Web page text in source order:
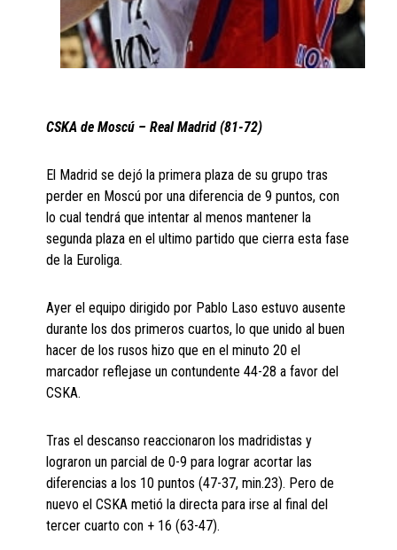
CSKA de Moscú – Real Madrid (81-72)
El Madrid se dejó la primera plaza de su grupo tras
perder en Moscú por una diferencia de 9 puntos, con
lo cual tendrá que intentar al menos mantener la
segunda plaza en el ultimo partido que cierra esta fase
de la Euroliga.
Ayer el equipo dirigido por Pablo Laso estuvo ausente
durante los dos primeros cuartos, lo que unido al buen
hacer de los rusos hizo que en el minuto 20 el
marcador reflejase un contundente 44-28 a favor del
CSKA.
Tras el descanso reaccionaron los madridistas y
lograron un parcial de 0-9 para lograr acortar las
diferencias a los 10 puntos (47-37, min.23). Pero de
nuevo el CSKA metió la directa para irse al final del
tercer cuarto con + 16 (63-47).